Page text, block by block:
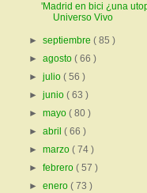
'Madrid en bici ¿una
Universo Vivo
►septiembre( 85 )
►agosto( 66 )
►julio( 56 )
►junio( 63 )
►mayo( 80 )
►abril( 66 )
►marzo( 74 )
►febrero( 57 )
►enero( 73 )